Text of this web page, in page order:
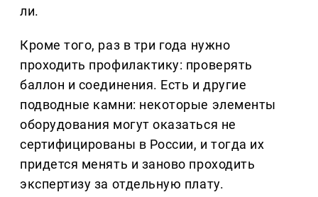
ли.
Кроме того, раз в три года нужно
проходить профилактику: проверять
баллон и соединения. Есть и другие
подводные камни: некоторые элементы
оборудования могут оказаться не
сертифицированы в России, и тогда их
придется менять и заново проходить
экспертизу за отдельную плату.